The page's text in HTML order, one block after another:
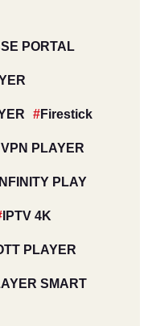
PORTAL
Firestick
VPN PLAYER
INFINITY PLAY
IPTV 4K
PLAYER
SMART